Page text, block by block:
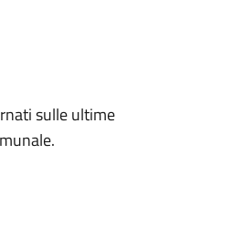
sulle ultime